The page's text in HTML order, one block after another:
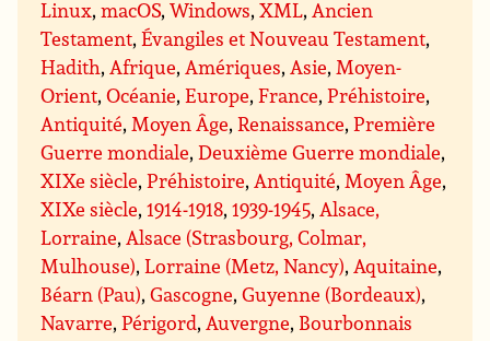
Linux,macOS,Windows,XML, Ancien
Testament,Évangiles et Nouveau Testament,
Hadith, Afrique, Amériques, Asie, Moyen-
Orient,Océanie,Europe,France,Préhistoire,
Antiquité, Moyen Âge,Renaissance,Première
Guerre mondiale,Deuxième Guerre mondiale,
XIXe siècle,Préhistoire, Antiquité, Moyen Âge,
XIXe siècle,1914-1918,1939-1945, Alsace,
Lorraine, Alsace (Strasbourg, Colmar,
Mulhouse),Lorraine (Metz, Nancy), Aquitaine,
Béarn (Pau),Gascogne,Guyenne (Bordeaux),
Navarre,Périgord, Auvergne, Bourbonnais